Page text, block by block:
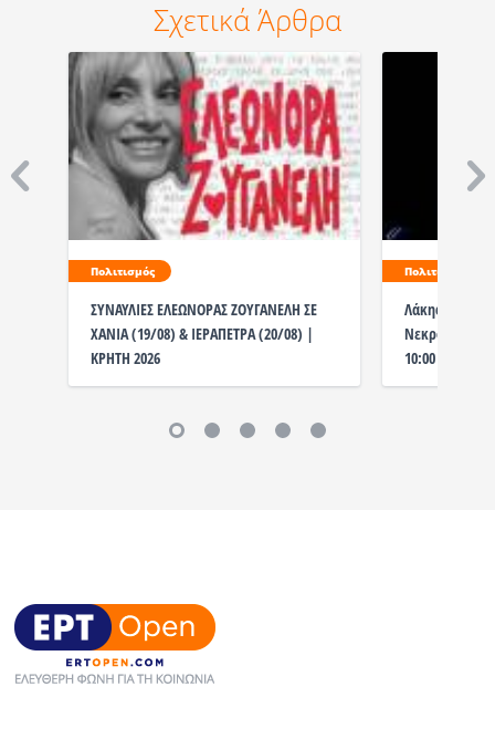
Σχετικά Άρθρα
Πολιτισμός
ΣΥΝΑΥΛΙΕΣ ΕΛΕΩΝΟΡΑΣ ΖΟΥΓΑΝΕΛΗ ΣΕ
ΧΑΝΙΑ (19/08) & ΙΕΡΑΠΕΤΡΑ (20/08) |
ΚΡΗΤΗ 2026
Πολιτισμός
Λάκης
Νεκροταφείο
10:00 το